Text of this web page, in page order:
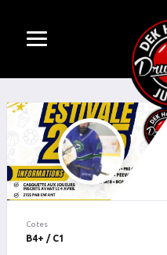
Cotes
B4+ / C1